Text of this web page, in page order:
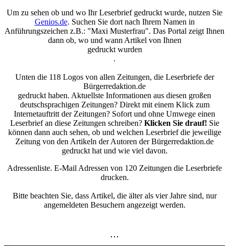
Um zu sehen ob und wo Ihr Leserbrief gedruckt wurde, nutzen Sie
Genios.de. Suchen Sie dort nach Ihrem Namen in
Anführungszeichen z.B.: "Maxi Musterfrau". Das Portal zeigt Ihnen
dann ob, wo und wann Artikel von Ihnen
gedruckt wurden
.
Unten die 118 Logos von allen Zeitungen, die Leserbriefe der
Bürgerredaktion.de
gedruckt haben. Aktuellste Informationen aus diesen großen
deutschsprachigen Zeitungen? Direkt mit einem Klick zum
Internetauftritt der Zeitungen? Sofort und ohne Umwege einen
Leserbrief an diese Zeitungen schreiben? Klicken Sie drauf! Sie
können dann auch sehen, ob und welchen Leserbrief die jeweilige
Zeitung von den Artikeln der Autoren der Bürgerredaktion.de
gedruckt hat und wie viel davon.
Adressenliste. E-Mail Adressen von 120 Zeitungen die Leserbriefe
drucken.
Bitte beachten Sie, dass Artikel, die älter als vier Jahre sind, nur
angemeldeten Besuchern angezeigt werden.